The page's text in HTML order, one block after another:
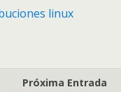
linux
Próxima Entrada